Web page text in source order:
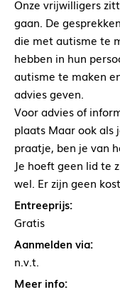
Onze vrijwilligers
gaan. De
die met autisme te
hebben in hun
autisme te maken
advies geven.
Voor advies of
plaats Maar ook als
praatje, ben je van
Je hoeft geen lid te
wel. Er zijn geen
Entreeprijs:
Gratis
Aanmelden via:
n.v.t.
Meer info: